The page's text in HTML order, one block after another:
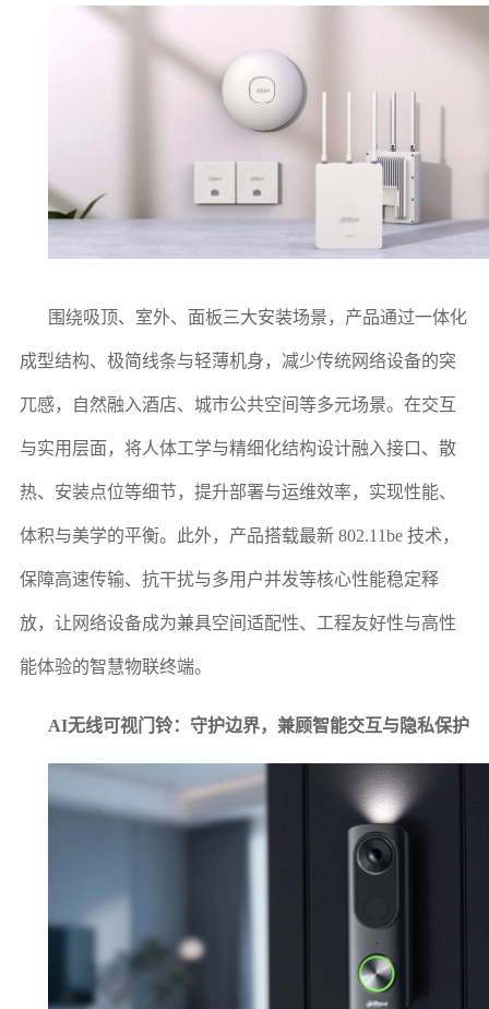
围绕吸顶、室外、面板三大安装场景，产品通过一体化
成型结构、极简线条与轻薄机身，减少传统网络设备的突
兀感，自然融入酒店、城市公共空间等多元场景。在交互
与实用层面，将人体工学与精细化结构设计融入接口、散
热、安装点位等细节，提升部署与运维效率，实现性能、
体积与美学的平衡。此外，产品搭载最新 802.11be 技术，
保障高速传输、抗干扰与多用户并发等核心性能稳定释
放，让网络设备成为兼具空间适配性、工程友好性与高性
能体验的智慧物联终端。
AI无线可视门铃：守护边界，兼顾智能交互与隐私保护